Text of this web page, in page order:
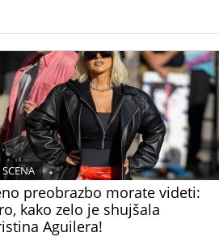
preobrazbo morate videti:
kako zelo je shujšala
Aguilera!
SCENA